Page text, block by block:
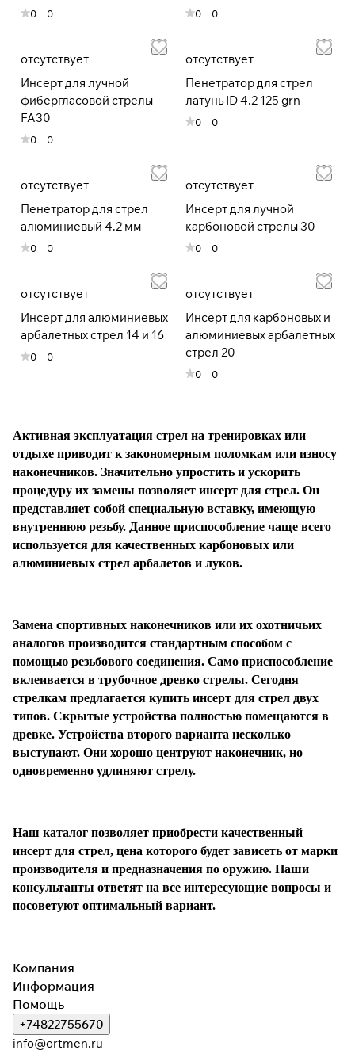
0 0 0 0
отсутствует
Инсерт для лучной
фибергласовой стрелы
FA30
0 0
отсутствует
Пенетратор для стрел
латунь ID 4.2 125 grn
0 0
отсутствует
Пенетратор для стрел
алюминиевый 4.2 мм
0 0
отсутствует
Инсерт для лучной
карбоновой стрелы 30
0 0
отсутствует
Инсерт для алюминиевых
арбалетных стрел 14 и 16
0 0
отсутствует
Инсерт для карбоновых и
алюминиевых арбалетных
стрел 20
0 0
Активная эксплуатация стрел на тренировках или
отдыхе приводит к закономерным поломкам или износу
наконечников. Значительно упростить и ускорить
процедуру их замены позволяет инсерт для стрел. Он
представляет собой специальную вставку, имеющую
внутреннюю резьбу. Данное приспособление чаще всего
используется для качественных карбоновых или
алюминиевых стрел арбалетов и луков.
Замена спортивных наконечников или их охотничьих
аналогов производится стандартным способом с
помощью резьбового соединения. Само приспособление
вклеивается в трубочное древко стрелы. Сегодня
стрелкам предлагается купить инсерт для стрел двух
типов. Скрытые устройства полностью помещаются в
древке. Устройства второго варианта несколько
выступают. Они хорошо центруют наконечник, но
одновременно удлиняют стрелу.
Наш каталог позволяет приобрести качественный
инсерт для стрел, цена которого будет зависеть от марки
производителя и предназначения по оружию. Наши
консультанты ответят на все интересующие вопросы и
посоветуют оптимальный вариант.
об оплате Плайтом
раз в 2 недели
Остались вопросы?
plait.ru
Компания
Информация
Помощь
+74822755670
info@ortmen.ru